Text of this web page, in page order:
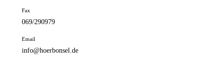
Fax
069/290979
Email
info@hoerbonsel.de